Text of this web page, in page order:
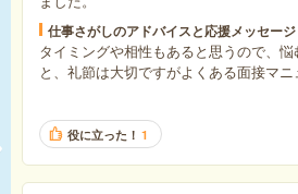
仕事さがしのアドバイスと応援メッセージ
タイミングや相性もあると思うので、
と、礼節は大切ですがよくある面接マ
役に立った！ 1